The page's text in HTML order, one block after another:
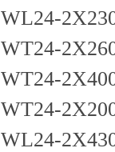
WL24-
WT24-
WT24-
WT24-
WL24-